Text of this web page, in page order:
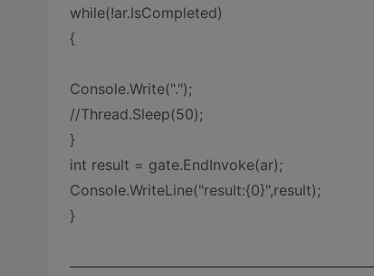
while(!ar.IsCompleted)
{
Console.Write(".");
//Thread.Sleep(50);
}
int result = gate.EndInvoke(ar);
Console.WriteLine("result:{0}",result);
}